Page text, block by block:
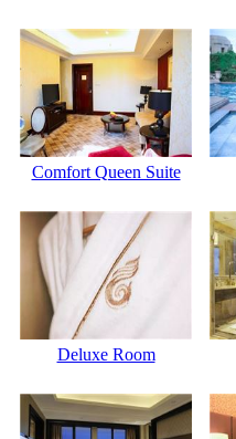
Comfort Queen Suite
Deluxe Room